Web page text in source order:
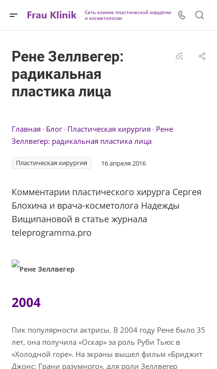
Сеть клиник пластической хирургии
и косметологии
Рене Зеллвегер:
радикальная
пластика лица
Главная Блог Пластическая хирургия
Рене
Зеллвегер: радикальная пластика лица
Пластическая хирургия 16 апреля 2016
Комментарии пластического хирурга Сергея
Блохина и врача-косметолога Надежды
Вищипановой в статье журнала
teleprogramma.pro
2004
Пик популярности актрисы. В 2004 году Рене было 35
лет, она получила «Оскар» за роль Руби Тьюс в
«Холодной горе». На экраны вышел фильм «Бриджит
Джонс: Грани разумного», для роли Зеллвегер